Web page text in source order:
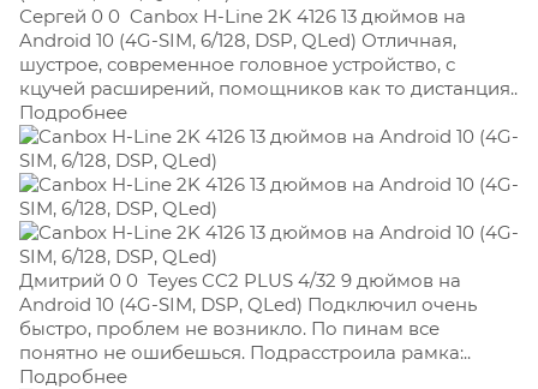
Сергей 0 0 Canbox H-Line 2K 4126 13 дюймов на
Android 10 (4G-SIM, 6/128, DSP, QLed) Отличная,
шустрое, современное головное устройство, с
кцучей расширений, помощников как то дистанция..
Подробнее
Дмитрий 0 0 Teyes CC2 PLUS 4/32 9 дюймов на
Android 10 (4G-SIM, DSP, QLed) Подключил очень
быстро, проблем не возникло. По пинам все
понятно не ошибешься. Подрасстроила рамка:..
Подробнее